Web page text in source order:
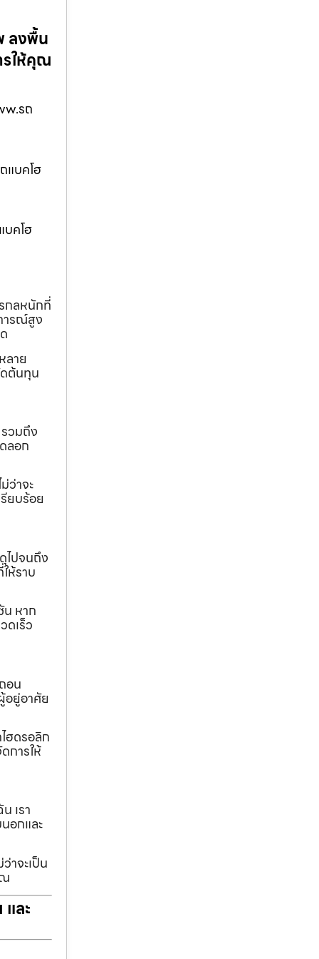
ลงพื้น
รให้คุณ
รถ
แบคโฮ
คโฮ
กลหนักที่
ารณ์สูง
ลาย
ต้นทุน
วมถึง
ลอก
ว่าจะ
ยบร้อย
ไปจนถึง
ห้ราบ
หาก
ดเร็ว
อน
อยู่อาศัย
ฮดรอลิก
การให้
เรา
อกและ
าจะเป็น
ละ